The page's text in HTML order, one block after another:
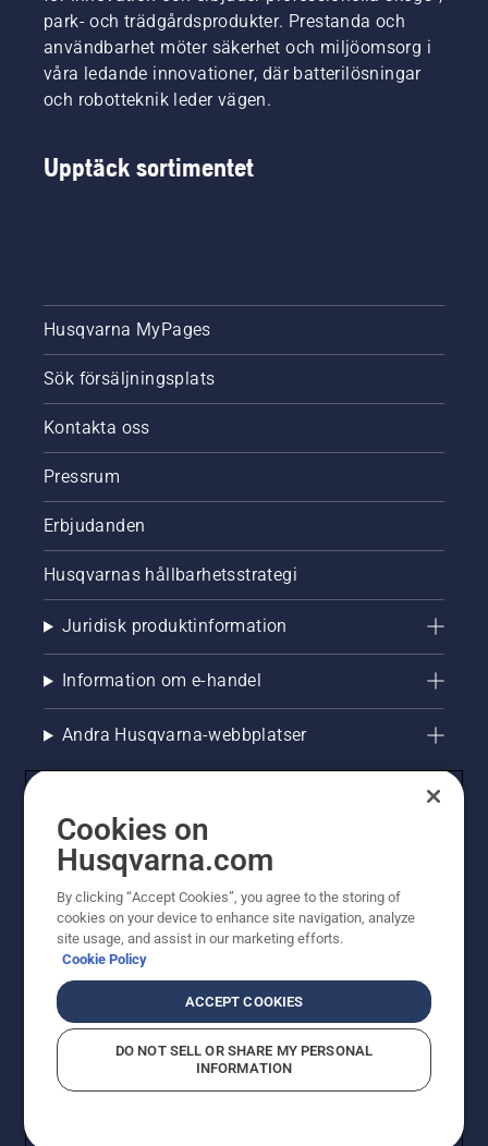
park- och trädgårdsprodukter. Prestanda och
användbarhet möter säkerhet och miljöomsorg i
våra ledande innovationer, där batterilösningar
och robotteknik leder vägen.
Upptäck sortimentet
Husqvarna MyPages
Sök försäljningsplats
Kontakta oss
Pressrum
Erbjudanden
Husqvarnas hållbarhetsstrategi
Juridisk produktinformation
Information om e-handel
Andra Husqvarna-webbplatser
© Husqvarna AB (publ). All rights reserved. Priserna
som visas är rekommenderade cirkapriser. Alla angivna
priser är rekommenderade försäljningspriser (inkl.
moms) om inte produkten är tillgänglig för direkt köp.
CookiepolicyAnvändningsvillkor Sekretessmeddelande
Företagsinformation
Cookies on
Husqvarna.com
By clicking “Accept Cookies”, you agree to the storing of
cookies on your device to enhance site navigation, analyze
site usage, and assist in our marketing efforts.
Cookie Policy
ACCEPT COOKIES
DO NOT SELL OR SHARE MY PERSONAL
INFORMATION